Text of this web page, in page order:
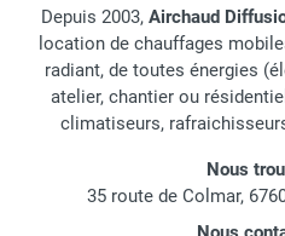
Depuis 2003, Airchaud
location de chauffages
radiant, de toutes énergies
atelier, chantier ou
climatiseurs,
Nous
35 route de Colmar,